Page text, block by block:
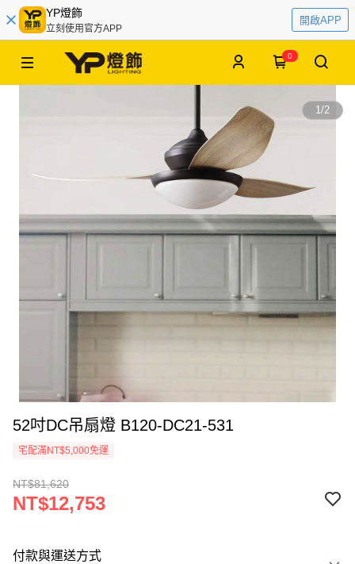
YP燈飾
立刻使用官方APP
開啟APP
0
1/2
52吋DC吊扇燈 B120-DC21-531
宅配滿NT$5,000免運
NT$81,620
NT$12,753
付款與運送方式